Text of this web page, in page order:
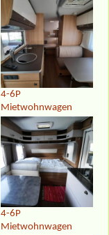
4-6P
Mietwohnwagen
4-6P
Mietwohnwagen